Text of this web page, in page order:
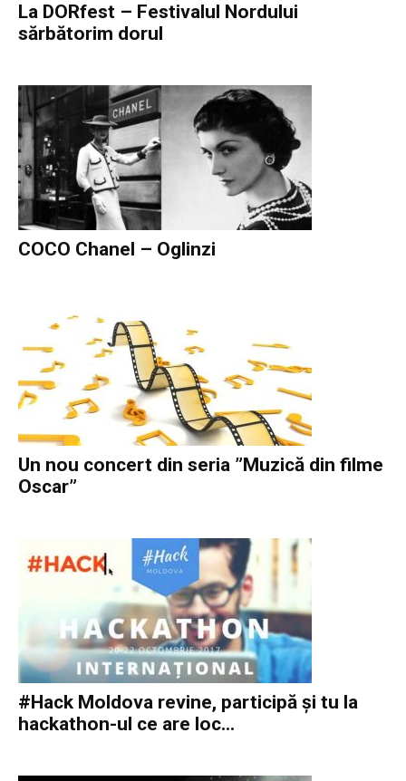
La DORfest – Festivalul Nordului
sărbătorim dorul
COCO Chanel – Oglinzi
Un nou concert din seria ”Muzică din filme
Oscar”
#Hack Moldova revine, participă și tu la
hackathon-ul ce are loc...